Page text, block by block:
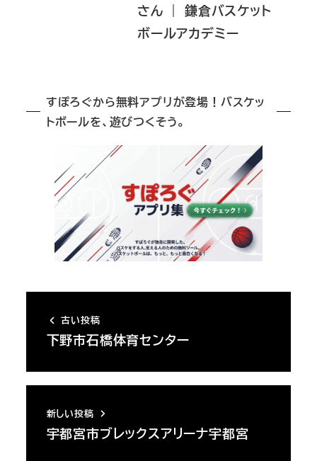
さん ｜ 鎌倉バスケット
ボールアカデミー
すぽろぐから無料アプリが登場！バスケッ
トボールを、遊びつくそう。
古い投稿
下野市石橋体育センター
新しい投稿
宇都宮市ブレックスアリーナ宇都宮